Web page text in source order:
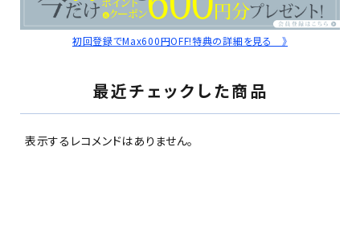
初回登録でMax600円OFF!特典の詳細を見る 》
最近チェックした商品
表示するレコメンドはありません。